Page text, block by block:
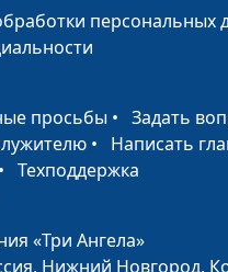
от
тренер
легче
тренер
персональных
просьбы • Задать
• Написать
• Техподдержка
«Три Ангела»
Нижний Новгород,